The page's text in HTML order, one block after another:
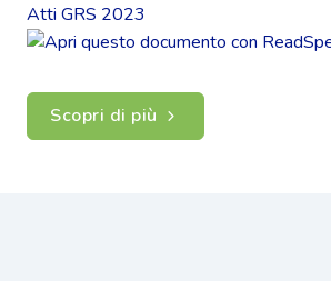
Atti GRS 2023
Scopri di più